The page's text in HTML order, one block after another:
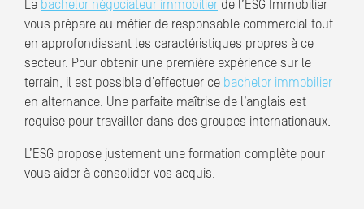
Le bachelor négociateur immobilier de l’ESG Immobilier
vous prépare au métier de responsable commercial tout
en approfondissant les caractéristiques propres à ce
secteur. Pour obtenir une première expérience sur le
terrain, il est possible d’effectuer ce bachelor immobilier
en alternance. Une parfaite maîtrise de l’anglais est
requise pour travailler dans des groupes internationaux.
L’ESG propose justement une formation complète pour
vous aider à consolider vos acquis.